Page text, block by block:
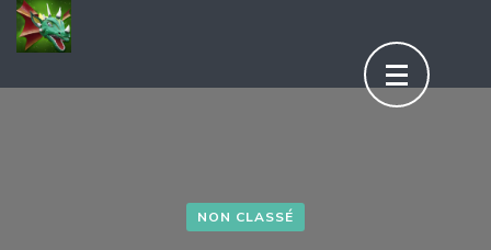
Aller
au
contenu
NON CLASSÉ